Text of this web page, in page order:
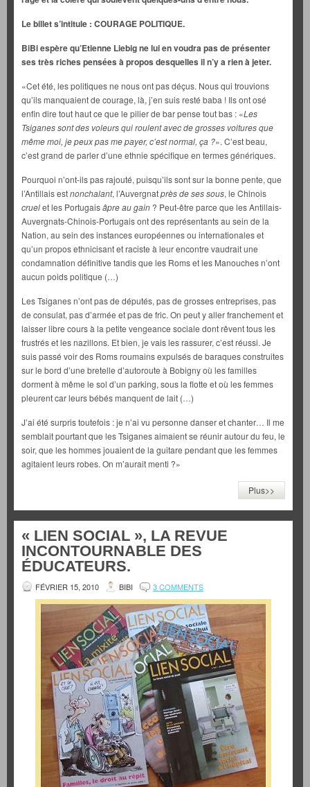
Le billet s’intitule : COURAGE POLITIQUE.
BiBi espère qu’Etienne Liebig ne lui en voudra pas de présenter
ses très riches pensées à propos desquelles il n’y a rien à jeter.
«Cet été, les politiques ne nous ont pas déçus. Nous qui trouvions
qu’ils manquaient de courage, là, j’en suis resté baba ! Ils ont osé
enfin dire tout haut ce que le pilier de bar pense tout bas : «Les
Tsiganes sont des voleurs qui roulent avec de grosses voitures que
même moi, je peux pas me payer, c’est normal, ça ?». C’est beau,
c’est grand de parler d’une ethnie spécifique en termes génériques.
Pourquoi n’ont-ils pas rajouté, puisqu’ils sont sur la bonne pente, que
l’Antillais estnonchalant, l’Auvergnatprès de ses sous, le Chinois
cruelet les Portugaisâpre au gain ? Peut-être parce que les Antillais-
Auvergnats-Chinois-Portugais ont des représentants au sein de la
Nation, au sein des instances européennes ou internationales et
qu’un propos ethnicisant et raciste à leur encontre vaudrait une
condamnation définitive tandis que les Roms et les Manouches n’ont
aucun poids politique (…)
Les Tsiganes n’ont pas de députés, pas de grosses entreprises, pas
de consulat, pas d’armée et pas de fric. On peut y aller franchement et
laisser libre cours à la petite vengeance sociale dont rêvent tous les
frustrés et les nazillons. Et bien, je vais les rassurer, c’est réussi. Je
suis passé voir des Roms roumains expulsés de baraques construites
sur le bord d’une bretelle d’autoroute à Bobigny où les familles
dorment à même le sol d’un parking, sous la flotte et où les femmes
pleurent car leurs bébés manquent de lait (…)
J’ai été surpris toutefois : je n’ai vu personne danser et chanter… Il me
semblait pourtant que les Tsiganes aimaient se réunir autour du feu, le
soir, que les hommes jouaient de la guitare pendant que les femmes
agitaient leurs robes. On m’aurait menti ?»
Plus>>
« LIEN SOCIAL », LA REVUE
INCONTOURNABLE DES
ÉDUCATEURS.
FÉVRIER 15, 2010 BIBI 3 COMMENTS